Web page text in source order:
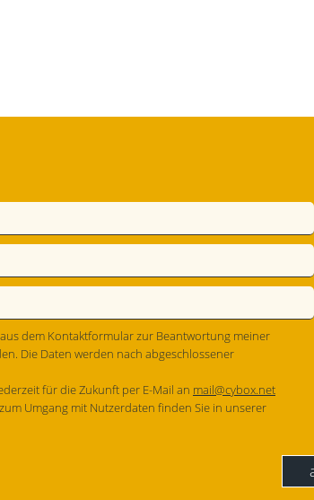
dem Kontaktformular zur Beantwortung meiner
Die Daten werden nach abgeschlossener
für die Zukunft per E-Mail an mail@cybox.net
Umgang mit Nutzerdaten finden Sie in unserer